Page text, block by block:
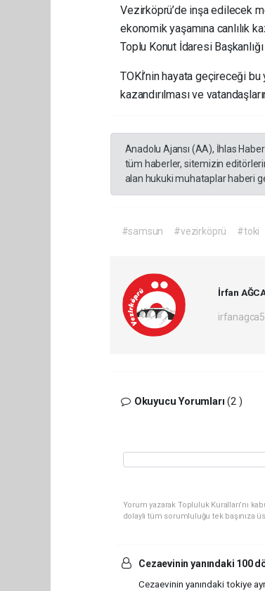
Vezirköprü’de inşa edilecek
ekonomik yaşamına canlılık
Toplu Konut İdaresi Başkanlığı
TOKİ’nin hayata geçireceği
kazandırılması ve
Anadolu Ajansı (AA), İhlas
tüm haberler, sitemizin
alan hukuki muhataplar haberi
#samsun #vezirköprü #toki
İrfan
Okuyucu Yorumları(2 )
Yorum yazarak Topluluk Kuralları’nı
dolaylı tüm sorumluluğu tek başınıza
Cezaevinin yanındaki 100
Cezaevinin yanındaki tokiye